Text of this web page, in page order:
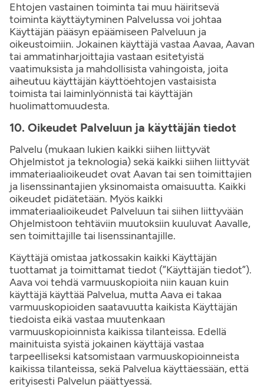
Ehtojen vastainen toiminta tai muu häiritsevä
toiminta käyttäytyminen Palvelussa voi johtaa
Käyttäjän pääsyn epäämiseen Palveluun ja
oikeustoimiin. Jokainen käyttäjä vastaa Aavaa, Aavan
tai ammatinharjoittajia vastaan esitetyistä
vaatimuksista ja mahdollisista vahingoista, joita
aiheutuu käyttäjän käyttöehtojen vastaisista
toimista tai laiminlyönnistä tai käyttäjän
huolimattomuudesta.
10. Oikeudet Palveluun ja käyttäjän tiedot
Palvelu (mukaan lukien kaikki siihen liittyvät
Ohjelmistot ja teknologia) sekä kaikki siihen liittyvät
immateriaalioikeudet ovat Aavan tai sen toimittajien
ja lisenssinantajien yksinomaista omaisuutta. Kaikki
oikeudet pidätetään. Myös kaikki
immateriaalioikeudet Palveluun tai siihen liittyvään
Ohjelmistoon tehtäviin muutoksiin kuuluvat Aavalle,
sen toimittajille tai lisenssinantajille.
Käyttäjä omistaa jatkossakin kaikki Käyttäjän
tuottamat ja toimittamat tiedot (”Käyttäjän tiedot”).
Aava voi tehdä varmuuskopioita niin kauan kuin
käyttäjä käyttää Palvelua, mutta Aava ei takaa
varmuuskopioiden saatavuutta kaikista Käyttäjän
tiedoista eikä vastaa muutenkaan
varmuuskopioinnista kaikissa tilanteissa. Edellä
mainituista syistä jokainen käyttäjä vastaa
tarpeelliseksi katsomistaan varmuuskopioinneista
kaikissa tilanteissa, sekä Palvelua käyttäessään, että
erityisesti Palvelun päättyessä.